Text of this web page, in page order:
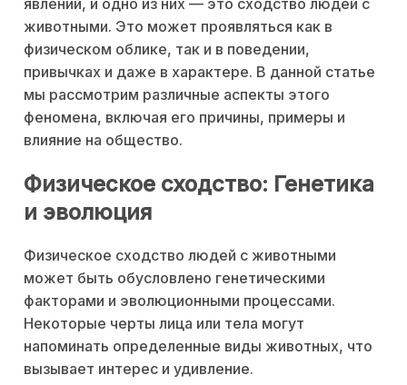
явлений, и одно из них — это сходство людей с
животными. Это может проявляться как в
физическом облике, так и в поведении,
привычках и даже в характере. В данной статье
мы рассмотрим различные аспекты этого
феномена, включая его причины, примеры и
влияние на общество.
Физическое сходство: Генетика
и эволюция
Физическое сходство людей с животными
может быть обусловлено генетическими
факторами и эволюционными процессами.
Некоторые черты лица или тела могут
напоминать определенные виды животных, что
вызывает интерес и удивление.